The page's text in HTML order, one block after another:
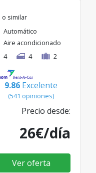
o similar
Automático
Aire acondicionado
4
4 2
9.86 Excelente
(541 opiniones)
Precio desde:
26€/día
Ver oferta